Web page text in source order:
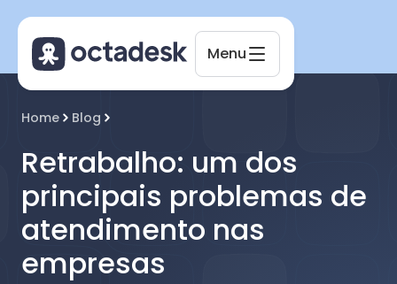
Menu
Home Blog
Retrabalho: um dos
principais problemas de
atendimento nas
empresas
Online agora